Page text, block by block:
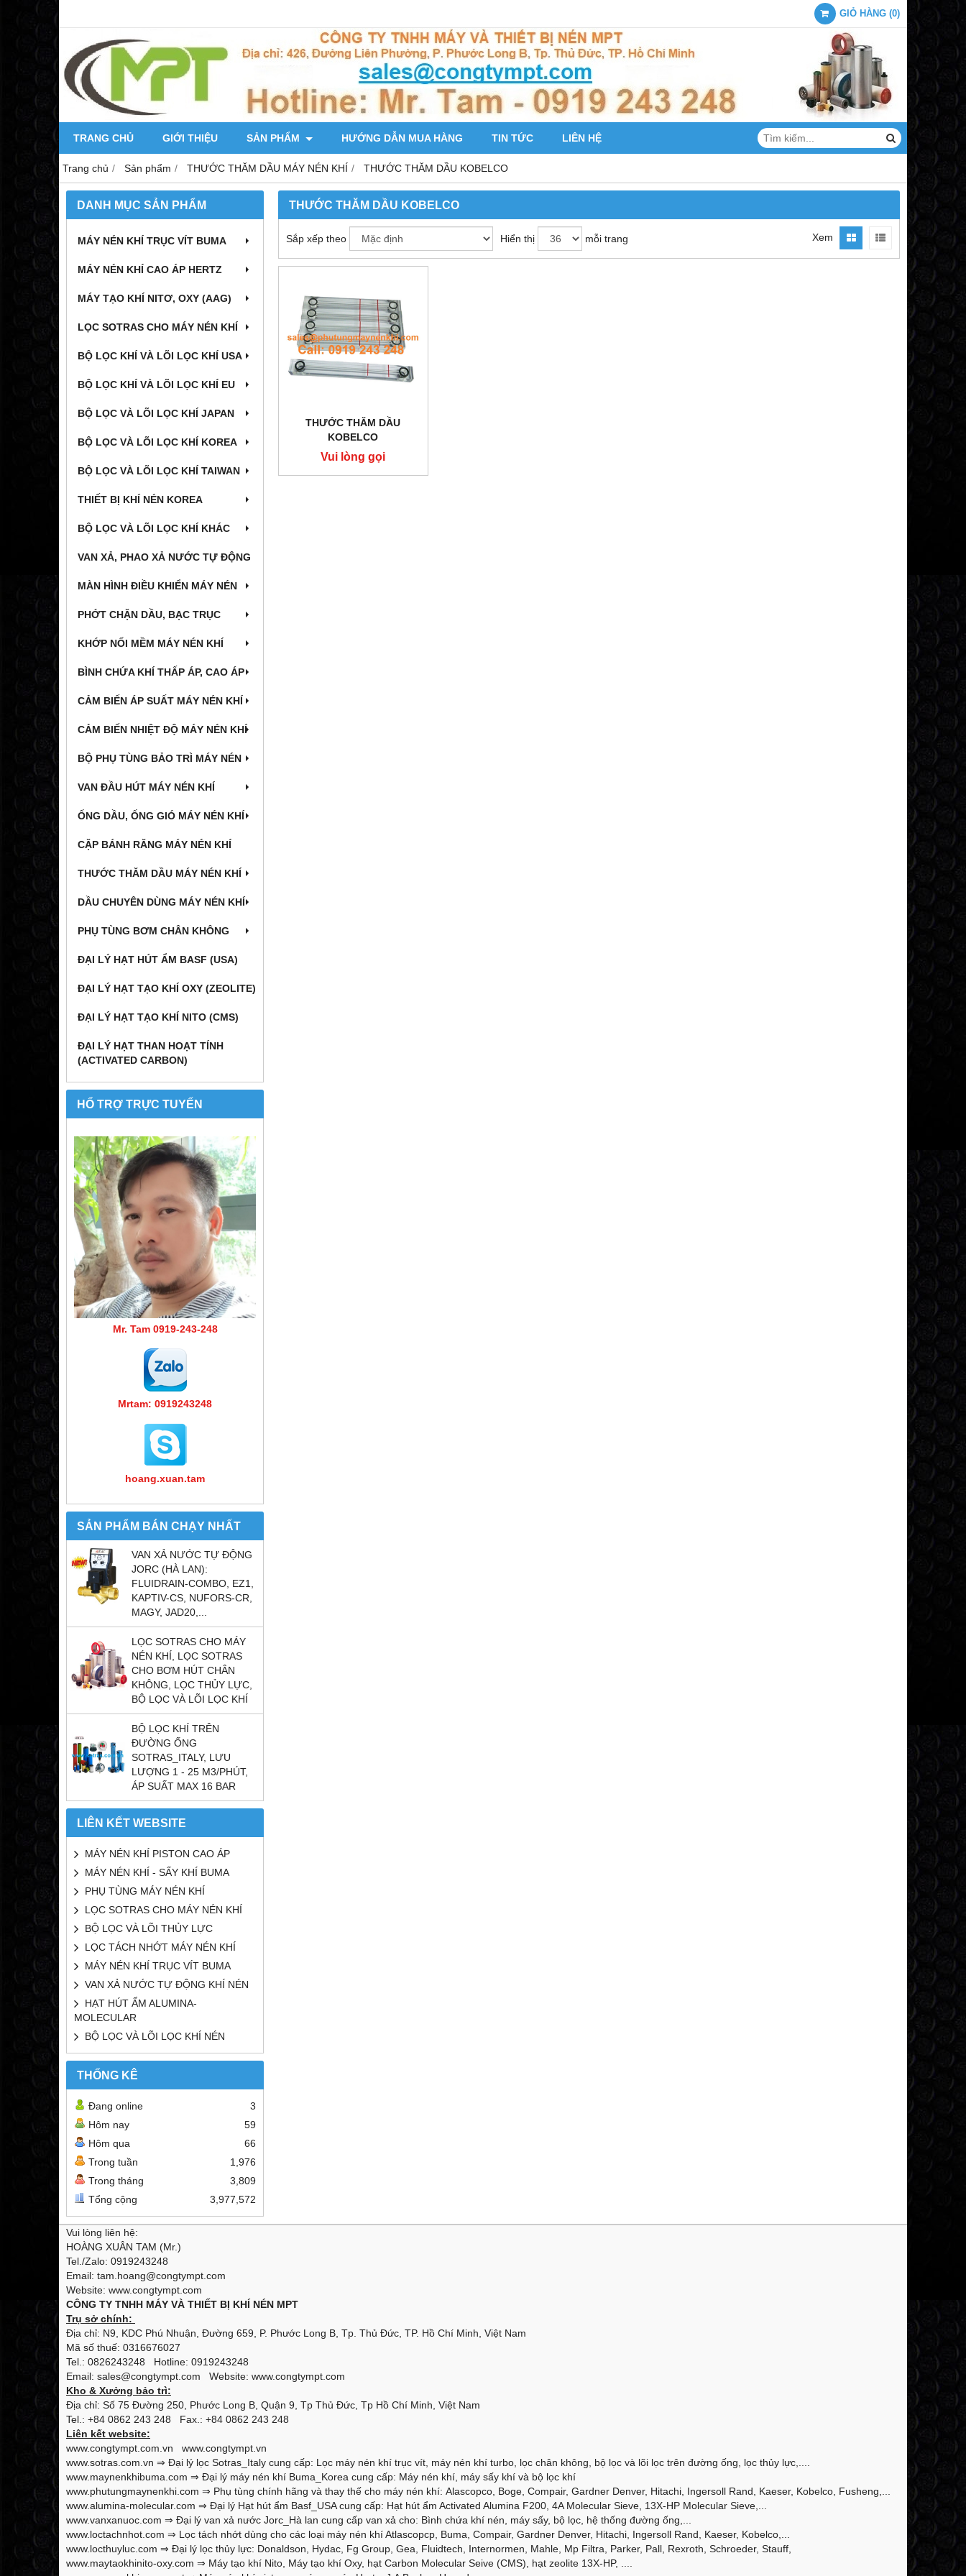
GIỎ HÀNG (0)
TRANG CHỦ GIỚI THIỆU SẢN PHẨM HƯỚNG DẪN MUA HÀNG TIN TỨC LIÊN HỆ
Trang chủ Sản phẩm THƯỚC THĂM DẦU MÁY NÉN KHÍ THƯỚC THĂM DẦU KOBELCO
DANH MỤC SẢN PHẨM
MÁY NÉN KHÍ TRỤC VÍT BUMA
MÁY NÉN KHÍ CAO ÁP HERTZ
MÁY TẠO KHÍ NITƠ, OXY (AAG)
LỌC SOTRAS CHO MÁY NÉN KHÍ
BỘ LỌC KHÍ VÀ LÕI LỌC KHÍ USA
BỘ LỌC KHÍ VÀ LÕI LỌC KHÍ EU
BỘ LỌC VÀ LÕI LỌC KHÍ JAPAN
BỘ LỌC VÀ LÕI LỌC KHÍ KOREA
BỘ LỌC VÀ LÕI LỌC KHÍ TAIWAN
THIẾT BỊ KHÍ NÉN KOREA
BỘ LỌC VÀ LÕI LỌC KHÍ KHÁC
VAN XẢ, PHAO XẢ NƯỚC TỰ ĐỘNG
MÀN HÌNH ĐIỀU KHIỂN MÁY NÉN
PHỚT CHẶN DẦU, BẠC TRỤC
KHỚP NỐI MỀM MÁY NÉN KHÍ
BÌNH CHỨA KHÍ THẤP ÁP, CAO ÁP
CẢM BIẾN ÁP SUẤT MÁY NÉN KHÍ
CẢM BIẾN NHIỆT ĐỘ MÁY NÉN KHÍ
BỘ PHỤ TÙNG BẢO TRÌ MÁY NÉN
VAN ĐẦU HÚT MÁY NÉN KHÍ
ỐNG DẦU, ỐNG GIÓ MÁY NÉN KHÍ
CẶP BÁNH RĂNG MÁY NÉN KHÍ
THƯỚC THĂM DẦU MÁY NÉN KHÍ
DẦU CHUYÊN DÙNG MÁY NÉN KHÍ
PHỤ TÙNG BƠM CHÂN KHÔNG
ĐẠI LÝ HẠT HÚT ẨM BASF (USA)
ĐẠI LÝ HẠT TẠO KHÍ OXY (ZEOLITE)
ĐẠI LÝ HẠT TẠO KHÍ NITO (CMS)
ĐẠI LÝ HẠT THAN HOẠT TÍNH
(ACTIVATED CARBON)
HỔ TRỢ TRỰC TUYẾN
Mr. Tam 0919-243-248
Mrtam: 0919243248
hoang.xuan.tam
SẢN PHẨM BÁN CHẠY NHẤT
VAN XẢ NƯỚC TỰ ĐỘNG
JORC (HÀ LAN):
FLUIDRAIN-COMBO, EZ1,
KAPTIV-CS, NUFORS-CR,
MAGY, JAD20,...
LỌC SOTRAS CHO MÁY
NÉN KHÍ, LỌC SOTRAS
CHO BƠM HÚT CHÂN
KHÔNG, LỌC THỦY LỰC,
BỘ LỌC VÀ LÕI LỌC KHÍ
BỘ LỌC KHÍ TRÊN
ĐƯỜNG ỐNG
SOTRAS_ITALY, LƯU
LƯỢNG 1 - 25 M3/PHÚT,
ÁP SUẤT MAX 16 BAR
LIÊN KẾT WEBSITE
MÁY NÉN KHÍ PISTON CAO ÁP
MÁY NÉN KHÍ - SẤY KHÍ BUMA
PHỤ TÙNG MÁY NÉN KHÍ
LỌC SOTRAS CHO MÁY NÉN KHÍ
BỘ LỌC VÀ LÕI THỦY LỰC
LỌC TÁCH NHỚT MÁY NÉN KHÍ
MÁY NÉN KHÍ TRỤC VÍT BUMA
VAN XẢ NƯỚC TỰ ĐỘNG KHÍ NÉN
HẠT HÚT ẨM ALUMINA-
MOLECULAR
BỘ LỌC VÀ LÕI LỌC KHÍ NÉN
THỐNG KÊ
Đang online
3
Hôm nay
59
Hôm qua
66
Trong tuần
1,976
Trong tháng
3,809
Tổng cộng
3,977,572
THƯỚC THĂM DẦU KOBELCO
Sắp xếp theo Hiển thị mỗi trang Xem
THƯỚC THĂM DẦU
KOBELCO
Vui lòng gọi
Vui lòng liên hệ:
HOÀNG XUÂN TAM (Mr.)
Tel./Zalo: 0919243248
Email: tam.hoang@congtympt.com
Website: www.congtympt.com
CÔNG TY TNHH MÁY VÀ THIẾT BỊ KHÍ NÉN MPT
Trụ sở chính:
Địa chỉ: N9, KDC Phú Nhuận, Đường 659, P. Phước Long B, Tp. Thủ Đức, TP. Hồ Chí Minh, Việt Nam
Mã số thuế: 0316676027
Tel.: 0826243248 Hotline: 0919243248
Email: sales@congtympt.com Website: www.congtympt.com
Kho & Xưởng bảo trì:
Địa chỉ: Số 75 Đường 250, Phước Long B, Quận 9, Tp Thủ Đức, Tp Hồ Chí Minh, Việt Nam
Tel.: +84 0862 243 248 Fax.: +84 0862 243 248
Liên kết website:
www.congtympt.com.vn
www.congtympt.vn
www.sotras.com.vn ⇒ Đại lý lọc Sotras_Italy cung cấp: Lọc máy nén khí trục vít, máy nén khí turbo, lọc chân không, bộ lọc và lõi lọc trên đường ống, lọc thủy lực,....
www.maynenkhibuma.com ⇒ Đại lý máy nén khí Buma_Korea cung cấp: Máy nén khí, máy sấy khí và bộ lọc khí
www.phutungmaynenkhi.com ⇒ Phụ tùng chính hãng và thay thế cho máy nén khí: Alascopco, Boge, Compair, Gardner Denver, Hitachi, Ingersoll Rand, Kaeser, Kobelco, Fusheng,...
www.alumina-molecular.com ⇒ Đại lý Hạt hút ẩm Basf_USA cung cấp: Hạt hút ẩm Activated Alumina F200, 4A Molecular Sieve, 13X-HP Molecular Sieve,...
www.vanxanuoc.com ⇒ Đại lý van xả nước Jorc_Hà lan cung cấp van xả cho: Bình chứa khí nén, máy sấy, bộ lọc, hệ thống đường ống,...
www.loctachnhot.com ⇒ Lọc tách nhớt dùng cho các loại máy nén khí Atlascopcp, Buma, Compair, Gardner Denver, Hitachi, Ingersoll Rand, Kaeser, Kobelco,...
www.locthuyluc.com ⇒ Đại lý lọc thủy lực: Donaldson, Hydac, Fg Group, Gea, Fluidtech, Internormen, Mahle, Mp Filtra, Parker, Pall, Rexroth, Schroeder, Stauff,
www.maytaokhinito-oxy.com ⇒ Máy tạo khí Nito, Máy tạo khí Oxy, hạt Carbon Molecular Seive (CMS), hạt zeolite 13X-HP, ....